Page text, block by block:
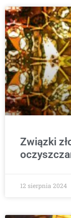
Związki
12 sierpnia 2024